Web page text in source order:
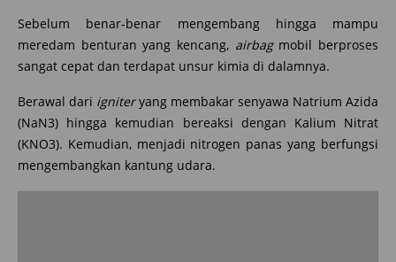
Sebelum benar-benar mengembang hingga mampu
meredam benturan yang kencang, airbagmobil berproses
sangat cepat dan terdapat unsur kimia di dalamnya.
Berawal dari igniteryang membakar senyawa Natrium Azida
(NaN3) hingga kemudian bereaksi dengan Kalium Nitrat
(KNO3). Kemudian, menjadi nitrogen panas yang berfungsi
mengembangkan kantung udara.